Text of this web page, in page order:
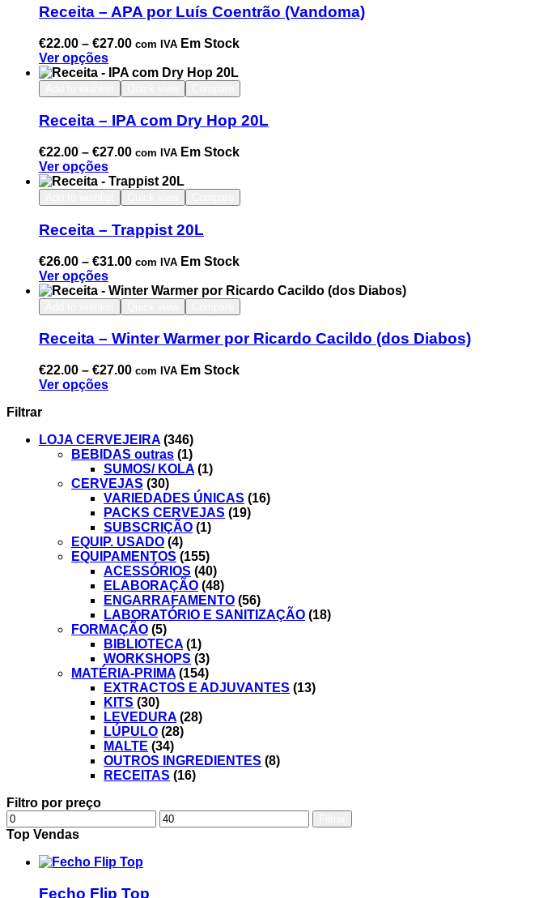
Receita – APA por Luís Coentrão (Vandoma)
€22.00 – €27.00 com IVA Em Stock
Ver opções
Receita – IPA com Dry Hop 20L
€22.00 – €27.00 com IVA Em Stock
Ver opções
Receita – Trappist 20L
€26.00 – €31.00 com IVA Em Stock
Ver opções
Receita – Winter Warmer por Ricardo Cacildo (dos Diabos)
€22.00 – €27.00 com IVA Em Stock
Ver opções
Filtrar
LOJA CERVEJEIRA (346)
BEBIDAS outras (1)
SUMOS/ KOLA (1)
CERVEJAS (30)
VARIEDADES ÚNICAS (16)
PACKS CERVEJAS (19)
SUBSCRIÇÃO (1)
EQUIP. USADO (4)
EQUIPAMENTOS (155)
ACESSÓRIOS (40)
ELABORAÇÃO (48)
ENGARRAFAMENTO (56)
LABORATÓRIO E SANITIZAÇÃO (18)
FORMAÇÃO (5)
BIBLIOTECA (1)
WORKSHOPS (3)
MATÉRIA-PRIMA (154)
EXTRACTOS E ADJUVANTES (13)
KITS (30)
LEVEDURA (28)
LÚPULO (28)
MALTE (34)
OUTROS INGREDIENTES (8)
RECEITAS (16)
Filtro por preço
Top Vendas
Fecho Flip Top